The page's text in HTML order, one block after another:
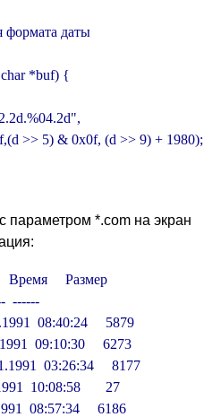
формата даты
char *buf) {
0x1f,(d >> 5) & 0x0f, (d >> 9) + 1980);
параметром *.com на экран
Время     Размер
------
08:40:24     5879
09:10:30     6273
03:26:34     8177
10:08:58       27
08:57:34     6186